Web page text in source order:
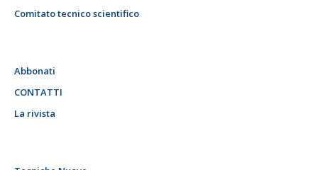
Comitato tecnico scientifico
Abbonati
CONTATTI
La rivista